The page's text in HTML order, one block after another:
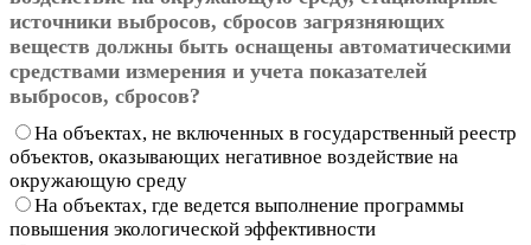
источники выбросов, сбросов загрязняющих
веществ должны быть оснащены автоматическими
средствами измерения и учета показателей
выбросов, сбросов?
На объектах, не включенных в государственный реестр
объектов, оказывающих негативное воздействие на
окружающую среду
На объектах, где ведется выполнение программы
повышения экологической эффективности